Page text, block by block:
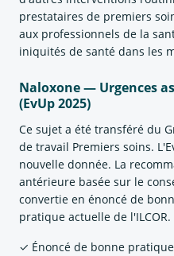
prestataires de premiers
aux professionnels de la
iniquités de santé dans les
Naloxone — Urgences
(EvUp 2025)
Ce sujet a été transféré du
de travail Premiers soins.
nouvelle donnée. La
antérieure basée sur le
convertie en énoncé de
pratique actuelle de l'ILCOR.
✓ Énoncé de bonne